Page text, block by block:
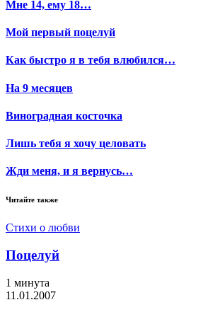
Мне 14, ему 18…
Мой первый поцелуй
Как быстро я в тебя влюбился…
На 9 месяцев
Виноградная косточка
Лишь тебя я хочу целовать
Жди меня, и я вернусь…
Читайте также
Стихи о любви
Поцелуй
1 минута
11.01.2007